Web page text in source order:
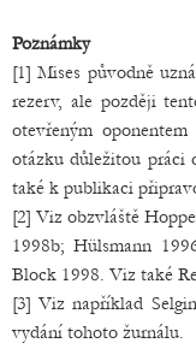
Poznámky
[1] Mises původně
rezerv, ale později
otevřeným
otázku důležitou práci
také k publikaci
[2] Viz obzvláště
1998b; Hülsmann
Block 1998. Viz také
[3] Viz například
vydání tohoto žurnálu.